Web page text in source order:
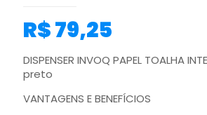
R$79,25
DISPENSER INVOQ PAPEL TOALHA
preto
VANTAGENS E BENEFÍCIOS